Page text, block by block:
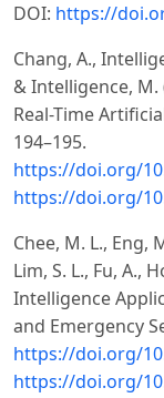
DOI: https://
Chang, A.,
& Intelligence, M.
Real-Time
194–195.
https://doi.org/
https://doi.org/
Chee, M. L., Eng,
Lim, S. L., Fu, A.,
Intelligence
and Emergency
https://doi.org/
https://doi.org/